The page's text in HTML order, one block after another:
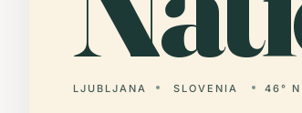
LJUBLJANA SLOVENIA 46° N